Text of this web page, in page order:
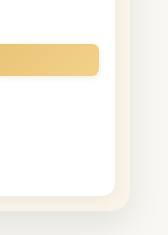
سرویس خواب کامل
امکان سفارش
در زمان رنگ